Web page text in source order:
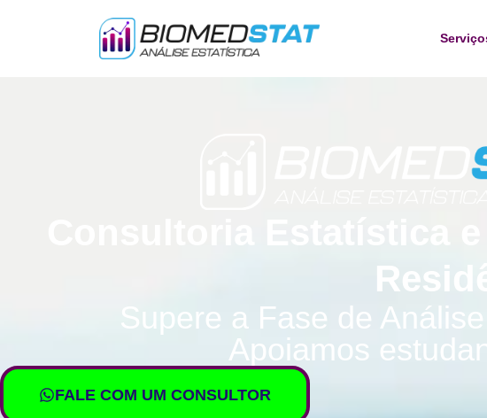
Consultoria Estatística
Supere a Fase de
Apoiamos
FALE COM UM CONSULTOR